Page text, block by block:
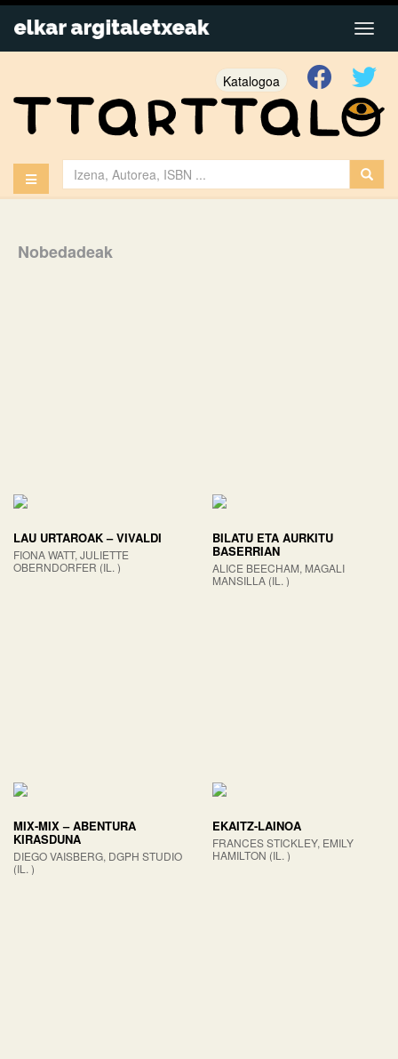
Katalogoa
Nobedadeak
LAU URTAROAK – VIVALDI
FIONA WATT, JULIETTE
OBERNDORFER (IL. )
BILATU ETA AURKITU
BASERRIAN
ALICE BEECHAM, MAGALI
MANSILLA (IL. )
MIX-MIX – ABENTURA
KIRASDUNA
DIEGO VAISBERG, DGPH STUDIO
(IL. )
EKAITZ-LAINOA
FRANCES STICKLEY, EMILY
HAMILTON (IL. )